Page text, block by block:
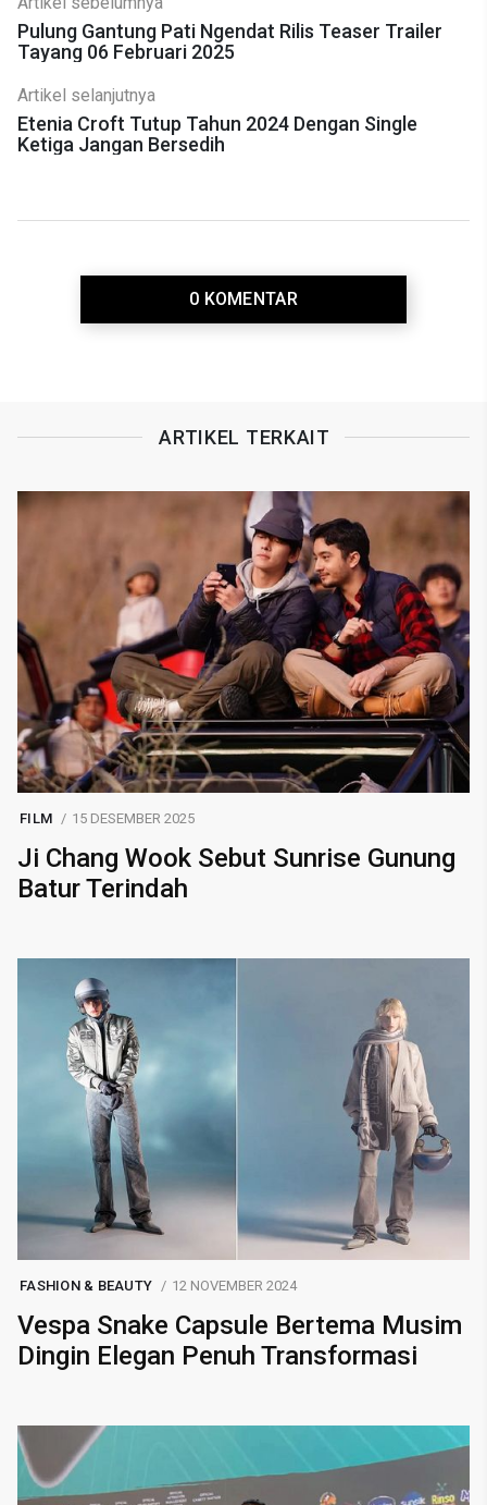
Pulung Gantung Pati Ngendat Rilis Teaser Trailer
Tayang 06 Februari 2025
Artikel selanjutnya
Etenia Croft Tutup Tahun 2024 Dengan Single
Ketiga Jangan Bersedih
0 KOMENTAR
ARTIKEL TERKAIT
FILM 15 DESEMBER 2025
Ji Chang Wook Sebut Sunrise Gunung
Batur Terindah
FASHION & BEAUTY 12 NOVEMBER 2024
Vespa Snake Capsule Bertema Musim
Dingin Elegan Penuh Transformasi